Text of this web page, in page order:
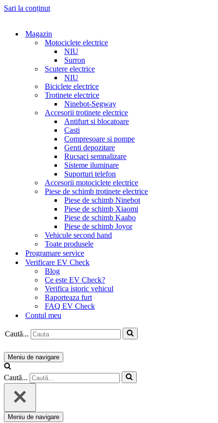
Sari la conținut
Magazin
Motociclete electrice
NIU
Surron
Scutere electrice
NIU
Biciclete electrice
Trotinete electrice
Ninebot-Segway
Accesorii trotinete electrice
Antifurt si blocatoare
Casti
Compresoare si pompe
Genti depozitare
Rucsaci semnalizare
Sisteme iluminare
Suporturi telefon
Accesorii motociclete electrice
Piese de schimb trotinete electrice
Piese de schimb Ninebot
Piese de schimb Xiaomi
Piese de schimb Kaabo
Piese de schimb Joyor
Vehicule second hand
Toate produsele
Programare service
Verificare EV Check
Blog
Ce este EV Check?
Verifica istoric vehicul
Raporteaza furt
FAQ EV Check
Contul meu
Caută...
Meniu de navigare
Caută...
Meniu de navigare